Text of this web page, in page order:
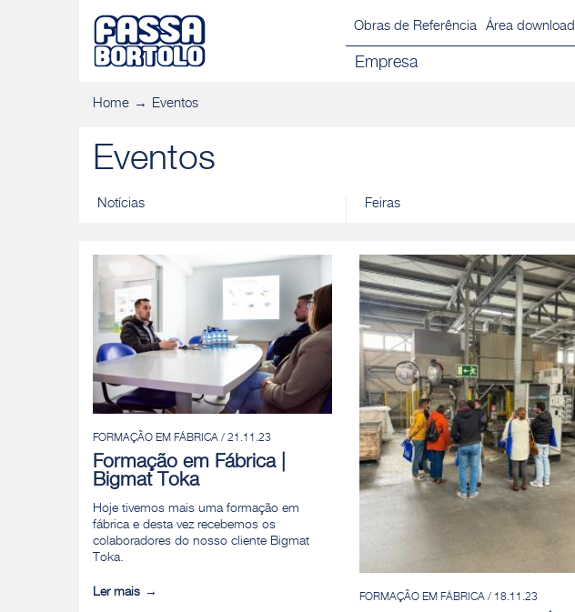
Obras de Referência Área download
Empresa
Home Eventos
Eventos
Notícias Feiras
FORMAÇÃO EM FÁBRICA / 21.11.23
Formação em Fábrica |
Bigmat Toka
Hoje tivemos mais uma formação em
fábrica e desta vez recebemos os
colaboradores do nosso cliente Bigmat
Toka.
Ler mais FORMAÇÃO EM FÁBRICA / 18.11.23